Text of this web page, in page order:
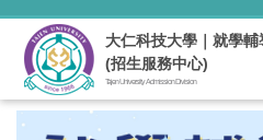
跳
主
要
內
容
大仁科技大學｜就學輔
(招生服務中心)
Tajen University Admission Division